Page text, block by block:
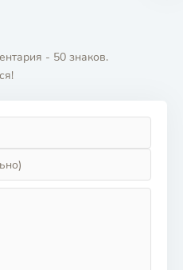
- 50 знаков.